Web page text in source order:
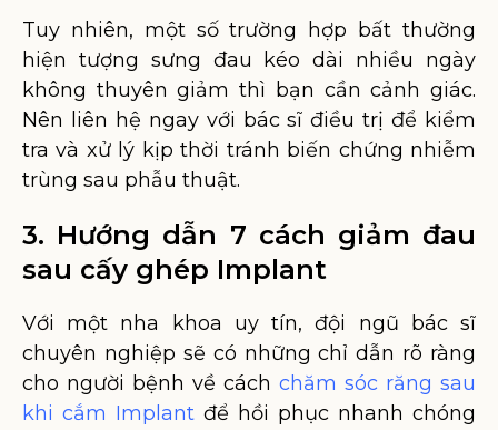
Tuy nhiên, một số trường hợp bất thường
hiện tượng sưng đau kéo dài nhiều ngày
không thuyên giảm thì bạn cần cảnh giác.
Nên liên hệ ngay với bác sĩ điều trị để kiểm
tra và xử lý kịp thời tránh biến chứng nhiễm
trùng sau phẫu thuật.
3. Hướng dẫn 7 cách giảm đau
sau cấy ghép Implant
Với một nha khoa uy tín, đội ngũ bác sĩ
chuyên nghiệp sẽ có những chỉ dẫn rõ ràng
cho người bệnh về cách chăm sóc răng sau
khi cắm Implant để hồi phục nhanh chóng